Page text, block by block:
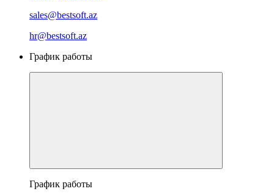
sales@bestsoft.az
hr@bestsoft.az
График работы
График работы